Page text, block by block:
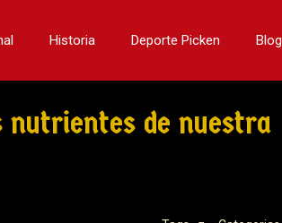
Historia Deporte Picken Blog
nutrientes de nuestra